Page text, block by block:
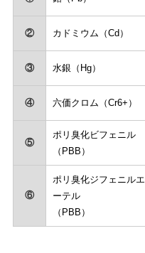
② カドミウム（Cd）
③ 水銀（Hg）
④ 六価クロム（Cr6+）
⑤
ポリ臭化ビフェニル
（PBB）
⑥
ポリ臭化ジフェニルエ
ーテル
（PBB）